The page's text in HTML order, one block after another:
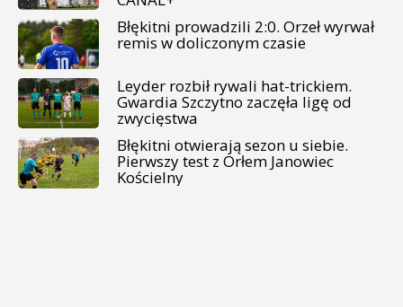
Błękitni prowadzili 2:0. Orzeł wyrwał
remis w doliczonym czasie
Leyder rozbił rywali hat-trickiem.
Gwardia Szczytno zaczęła ligę od
zwycięstwa
Błękitni otwierają sezon u siebie.
Pierwszy test z Orłem Janowiec
Kościelny